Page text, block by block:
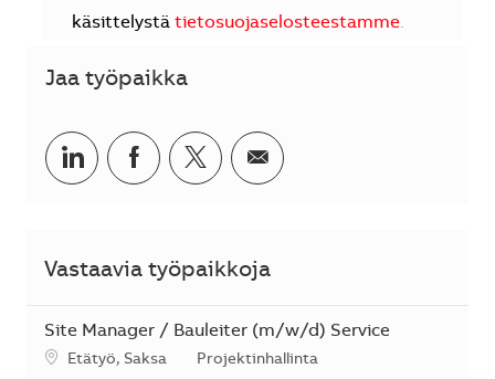
käsittelystä tietosuojaselosteestamme.
Jaa työpaikka
Jaa LinkedInissä
Jaa Facebookissa
Jaa Twitterissä
Jaa sähköpostilla
Vastaavia työpaikkoja
Site Manager / Bauleiter (m/w/d) Service
SijaintiEtätyö, Saksa Kategoria
Projektinhallinta